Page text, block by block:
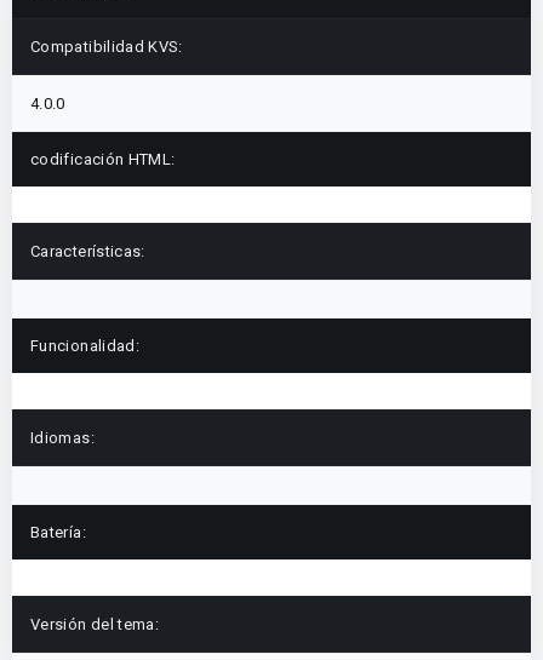
Compatibilidad KVS:
4.0.0
codificación HTML:
Características:
Funcionalidad:
Idiomas:
Batería:
Versión del tema: